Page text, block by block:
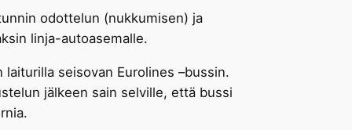
odottelun (nukkumisen) ja
linja-autoasemalle.
seisovan Eurolines –bussin.
jälkeen sain selville, että bussi